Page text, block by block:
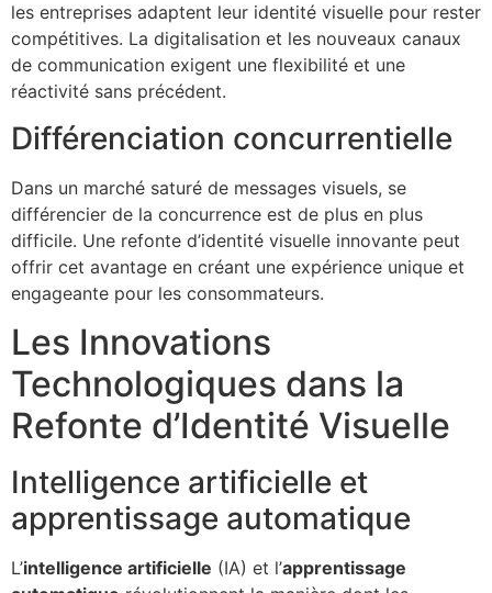
les entreprises adaptent leur identité visuelle pour rester
compétitives. La digitalisation et les nouveaux canaux
de communication exigent une flexibilité et une
réactivité sans précédent.
Différenciation concurrentielle
Dans un marché saturé de messages visuels, se
différencier de la concurrence est de plus en plus
difficile. Une refonte d’identité visuelle innovante peut
offrir cet avantage en créant une expérience unique et
engageante pour les consommateurs.
Les Innovations
Technologiques dans la
Refonte d’Identité Visuelle
Intelligence artificielle et
apprentissage automatique
L’intelligence artificielle (IA) et l’apprentissage